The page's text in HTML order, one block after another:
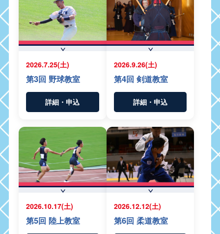
2026.7.25(土)
第3回 野球教室
詳細・申込
2026.9.26(土)
第4回 剣道教室
詳細・申込
2026.10.17(土)
第5回 陸上教室
2026.12.12(土)
第6回 柔道教室